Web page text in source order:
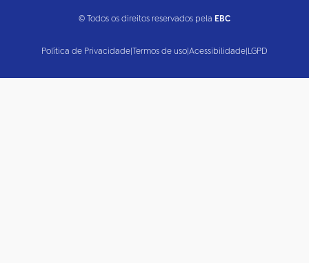
© Todos os direitos reservados pela EBC
Política de Privacidade|Termos de uso|Acessibilidade|LGPD